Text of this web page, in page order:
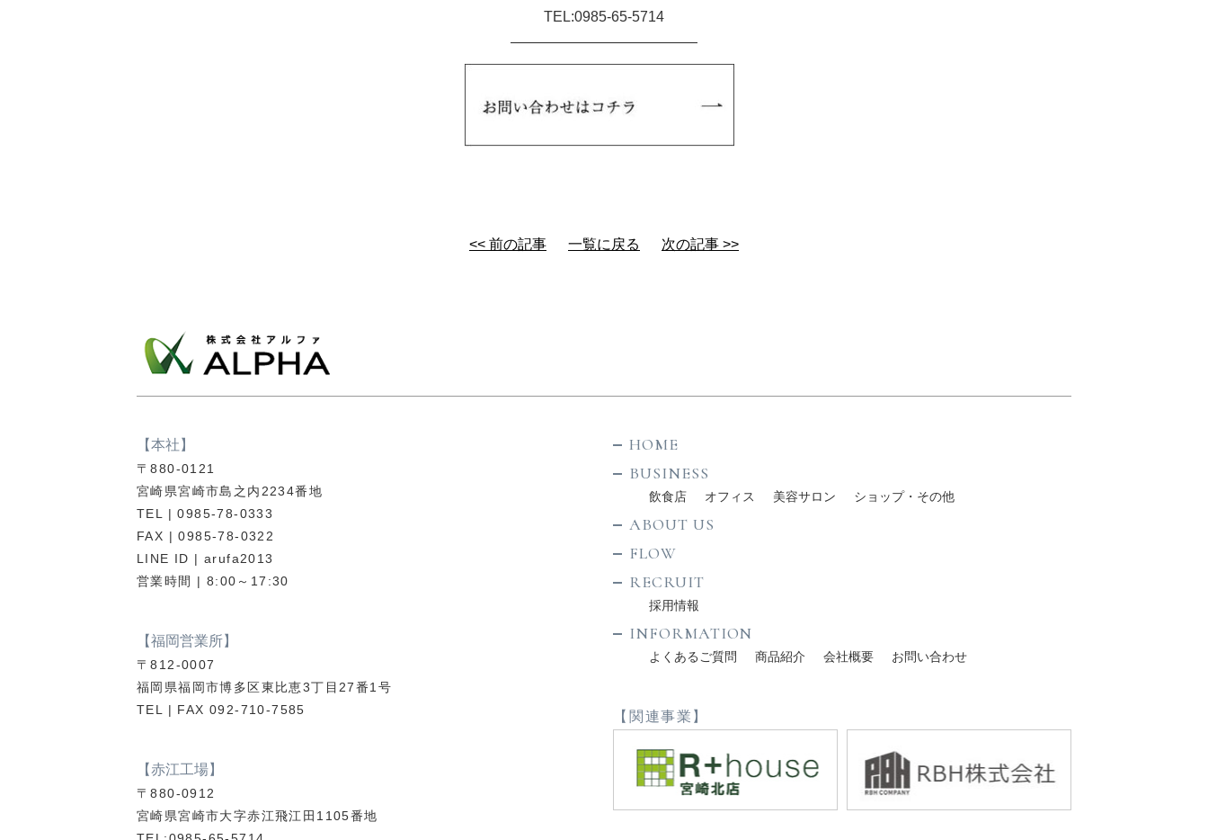
TEL:0985-65-5714
—————————————
<< 前の記事 一覧に戻る 次の記事 >>
【本社】
〒880-0121
宮崎県宮崎市島之内2234番地
TEL | 0985-78-0333
FAX | 0985-78-0322
LINE ID | arufa2013
営業時間 | 8:00～17:30
【福岡営業所】
〒812-0007
福岡県福岡市博多区東比恵3丁目27番1号
TEL | FAX 092-710-7585
【赤江工場】
〒880-0912
宮崎県宮崎市大字赤江飛江田1105番地
HOME
BUSINESS
飲食店 オフィス 美容サロン ショップ・その他
ABOUT US
FLOW
RECRUIT
採用情報
INFORMATION
よくあるご質問 商品紹介 会社概要 お問い合わせ
【関連事業】